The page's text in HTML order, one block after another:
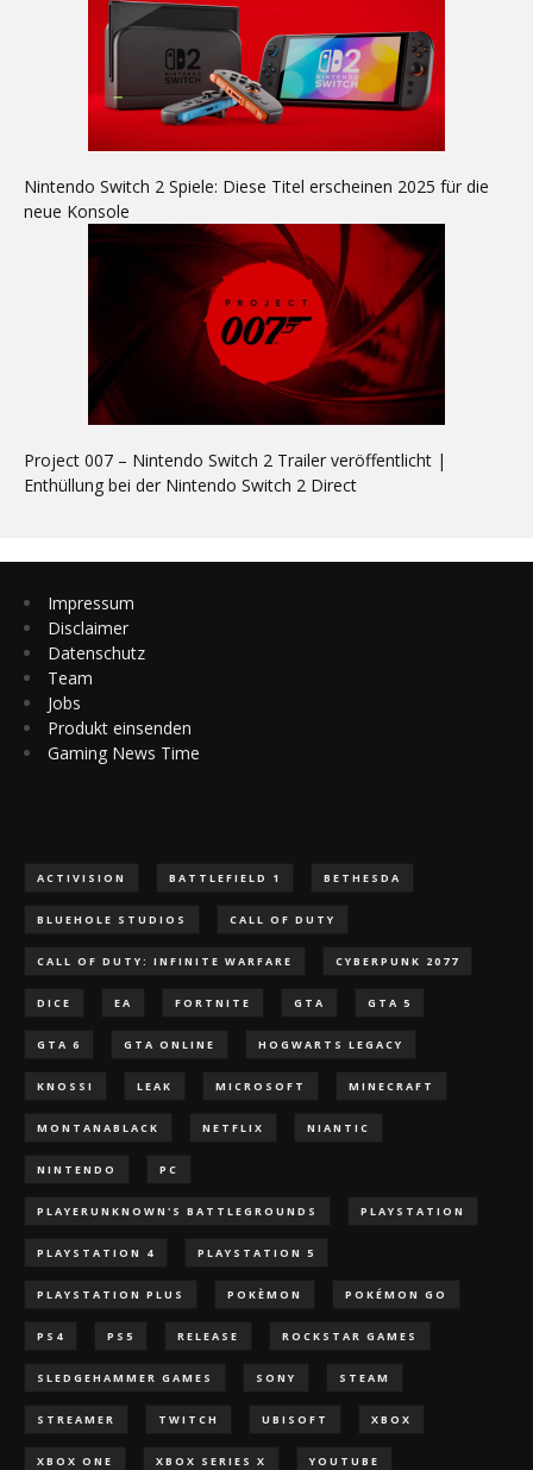
Nintendo Switch 2 Spiele: Diese Titel erscheinen 2025 für die
neue Konsole
Project 007 – Nintendo Switch 2 Trailer veröffentlicht |
Enthüllung bei der Nintendo Switch 2 Direct
Impressum
Disclaimer
Datenschutz
Team
Jobs
Produkt einsenden
Gaming News Time
ACTIVISION BATTLEFIELD 1 BETHESDA
BLUEHOLE STUDIOS CALL OF DUTY
CALL OF DUTY: INFINITE WARFARE CYBERPUNK 2077
DICE EA FORTNITE GTA GTA 5
GTA 6 GTA ONLINE HOGWARTS LEGACY
KNOSSI LEAK MICROSOFT MINECRAFT
MONTANABLACK NETFLIX NIANTIC
NINTENDO PC
PLAYERUNKNOWN'S BATTLEGROUNDS PLAYSTATION
PLAYSTATION 4 PLAYSTATION 5
PLAYSTATION PLUS POKÈMON POKÉMON GO
PS4 PS5 RELEASE ROCKSTAR GAMES
SLEDGEHAMMER GAMES SONY STEAM
STREAMER TWITCH UBISOFT XBOX
XBOX ONE XBOX SERIES X YOUTUBE